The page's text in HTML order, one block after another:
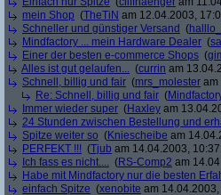
mein Shop (TheTiN am 12.04.2003,
Schneller und günstiger Versand (
Mindfactory ... mein Hardware Dealer (
Einer der besten e-commerce Shops (
Alles ist gut gelaufen... (currin am
Schnell, billig und fair (mrs_molester am
Re: Schnell, billig und fair (
Immer wieder super (Haxley am
24 Stunden zwischen Bestellung und
Spitze weiter so (Kniescheibe am
PERFEKT !!! (Tjub am 14.04.2003,
Ich fass es nicht.... (RS-Comp2 am
Habe mit Mindfactory nur die besten
einfach Spitze (xenobite am